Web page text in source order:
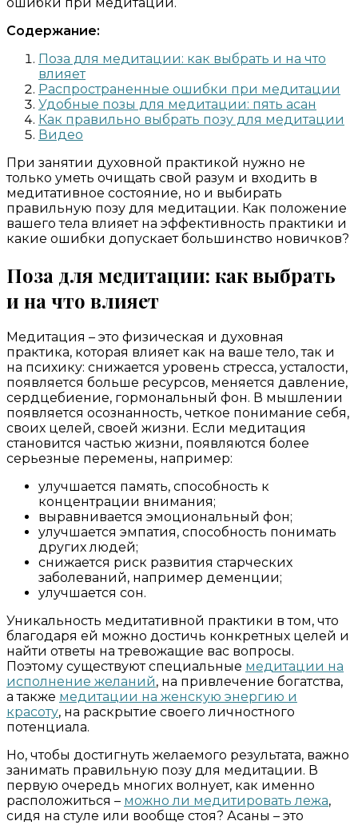
ошибки при медитации.
Содержание:
Поза для медитации: как выбрать и на что
влияет
Распространенные ошибки при медитации
Удобные позы для медитации: пять асан
Как правильно выбрать позу для медитации
Видео
При занятии духовной практикой нужно не
только уметь очищать свой разум и входить в
медитативное состояние, но и выбирать
правильную позу для медитации. Как положение
вашего тела влияет на эффективность практики и
какие ошибки допускает большинство новичков?
Поза для медитации: как выбрать
и на что влияет
Медитация – это физическая и духовная
практика, которая влияет как на ваше тело, так и
на психику: снижается уровень стресса, усталости,
появляется больше ресурсов, меняется давление,
сердцебиение, гормональный фон. В мышлении
появляется осознанность, четкое понимание себя,
своих целей, своей жизни. Если медитация
становится частью жизни, появляются более
серьезные перемены, например:
улучшается память, способность к
концентрации внимания;
выравнивается эмоциональный фон;
улучшается эмпатия, способность понимать
других людей;
снижается риск развития старческих
заболеваний, например деменции;
улучшается сон.
Уникальность медитативной практики в том, что
благодаря ей можно достичь конкретных целей и
найти ответы на тревожащие вас вопросы.
Поэтому существуют специальные медитации на
исполнение желаний, на привлечение богатства,
а также медитации на женскую энергию и
красоту, на раскрытие своего личностного
потенциала.
Но, чтобы достигнуть желаемого результата, важно
занимать правильную позу для медитации. В
первую очередь многих волнует, как именно
расположиться – можно ли медитировать лежа,
сидя на стуле или вообще стоя? Асаны – это